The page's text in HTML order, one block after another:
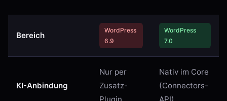
Bereich
WordPress
6.9
WordPress
7.0
KI-Anbindung
Nur per
Zusatz-
Nativ im Core
(Connectors-